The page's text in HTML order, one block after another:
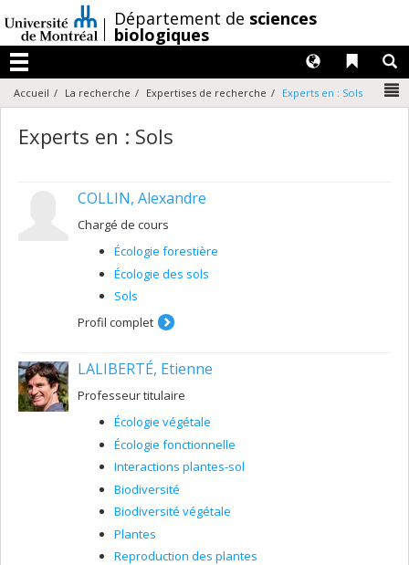
au
contenu
/Département de sciences
biologiques
Menu
Liens
Langues
Accueil La recherche Expertises de recherche Experts en : Sols
Experts en : Sols
COLLIN, Alexandre
Chargé de cours
Écologie forestière
Écologie des sols
Sols
Profil complet
LALIBERTÉ, Etienne
Professeur titulaire
Écologie végétale
Écologie fonctionnelle
Interactions plantes-sol
Biodiversité
Biodiversité végétale
Plantes
Reproduction des plantes